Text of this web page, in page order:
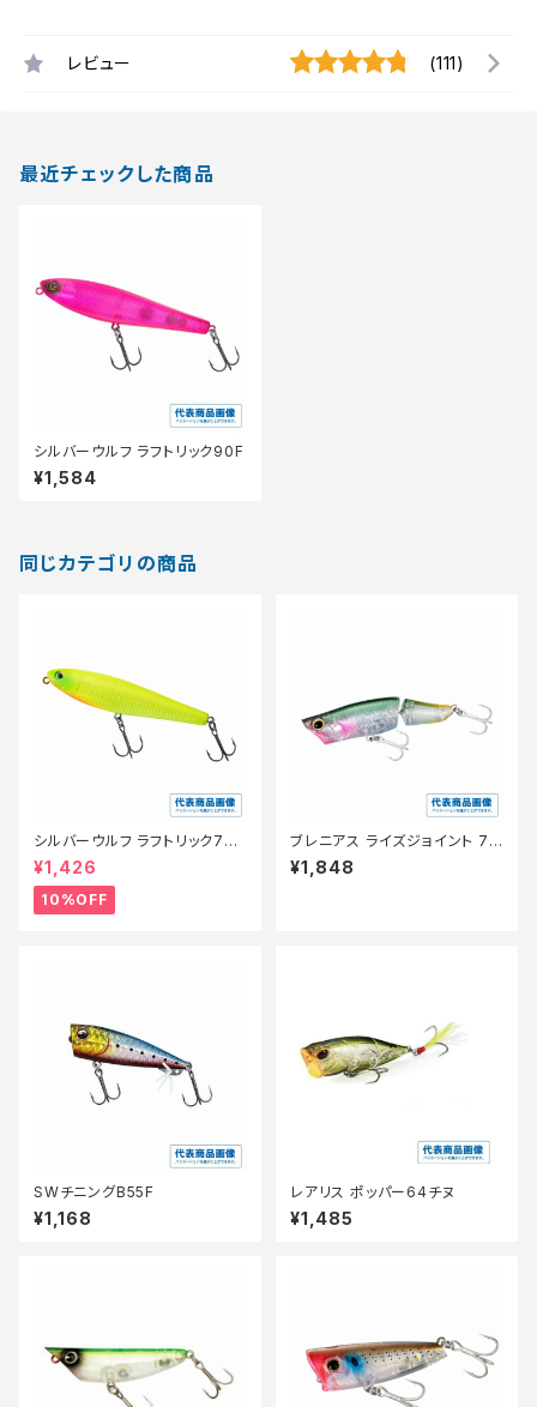
レビュー (111)
最近チェックした商品
シルバーウルフ ラフトリック90F
¥1,584
同じカテゴリの商品
シルバーウルフ ラフトリック70Ｆ
【スタッフ永徳浜名湖セレクト】
【10】
¥1,426
10%OFF
ブレニアス ライズジョイント 75
F XH-T75Y Tウォーターメロ
ン001
¥1,848
SWチニングB55F
¥1,168
レアリス ポッパー64チヌ
¥1,485